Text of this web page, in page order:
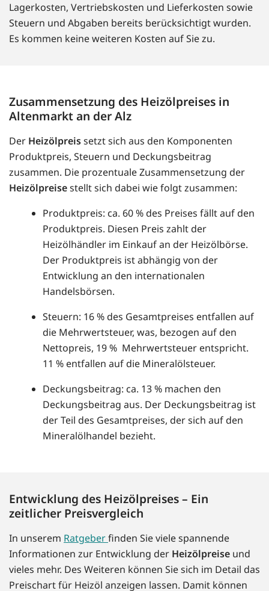
Lagerkosten, Vertriebskosten und Lieferkosten sowie
Steuern und Abgaben bereits berücksichtigt wurden.
Es kommen keine weiteren Kosten auf Sie zu.
Zusammensetzung des Heizölpreises in
Altenmarkt an der Alz
Der Heizölpreissetzt sich aus den Komponenten
Produktpreis, Steuern und Deckungsbeitrag
zusammen. Die prozentuale Zusammensetzung der
Heizölpreisestellt sich dabei wie folgt zusammen:
Produktpreis: ca. 60 % des Preises fällt auf den
Produktpreis. Diesen Preis zahlt der
Heizölhändler im Einkauf an der Heizölbörse.
Der Produktpreis ist abhängig von der
Entwicklung an den internationalen
Handelsbörsen.
Steuern: 16 % des Gesamtpreises entfallen auf
die Mehrwertsteuer, was, bezogen auf den
Nettopreis, 19 % Mehrwertsteuer entspricht.
11 % entfallen auf die Mineralölsteuer.
Deckungsbeitrag: ca. 13 % machen den
Deckungsbeitrag aus. Der Deckungsbeitrag ist
der Teil des Gesamtpreises, der sich auf den
Mineralölhandel bezieht.
Entwicklung des Heizölpreises – Ein
zeitlicher Preisvergleich
In unserem Ratgeberfinden Sie viele spannende
Informationen zur Entwicklung der Heizölpreise und
vieles mehr. Des Weiteren können Sie sich im Detail das
Preischart für Heizöl anzeigen lassen. Damit können